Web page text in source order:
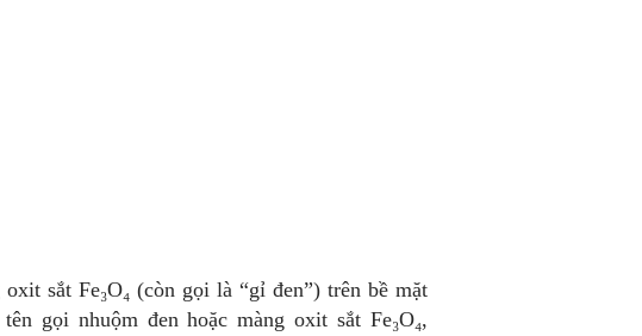
sắt Fe₃O₄ (còn gọi là “gỉ đen”) trên bề mặt
gọi nhuộm đen hoặc màng oxit sắt Fe₃O₄,